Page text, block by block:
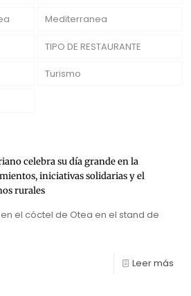
Mediterranea
TIPO DE RESTAURANTE
Turismo
celebra su día grande en la
iniciativas solidarias y el
rurales
el cóctel de Otea en el stand de
Leer más